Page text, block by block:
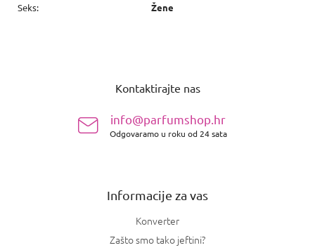
Seks: Žene
Kontaktirajte nas
info@parfumshop.hr
Odgovaramo u roku od 24 sata
Informacije za vas
Konverter
Zašto smo tako jeftini?